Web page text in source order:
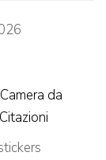
Camera da